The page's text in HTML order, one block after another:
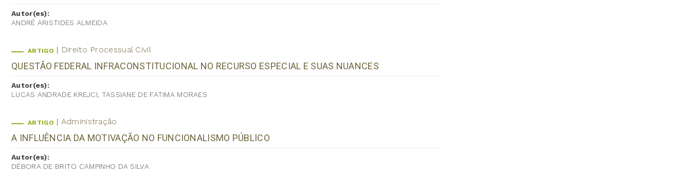
Autor(es):
ANDRÉ ARISTIDES ALMEIDA
ARTIGO Direito Processual Civil
QUESTÃO FEDERAL INFRACONSTITUCIONAL NO RECURSO ESPECIAL E SUAS NUANCES
Autor(es):
LUCAS ANDRADE KREJCI, TASSIANE DE FATIMA MORAES
ARTIGO Administração
A INFLUÊNCIA DA MOTIVAÇÃO NO FUNCIONALISMO PÚBLICO
Autor(es):
DÉBORA DE BRITO CAMPINHO DA SILVA